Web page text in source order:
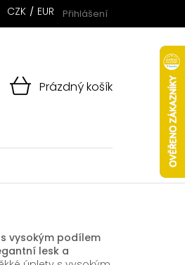
CZK EUR Přihlášení
NÁKUPNÍ
Prázdný košík
s vysokým podílem
lesk a